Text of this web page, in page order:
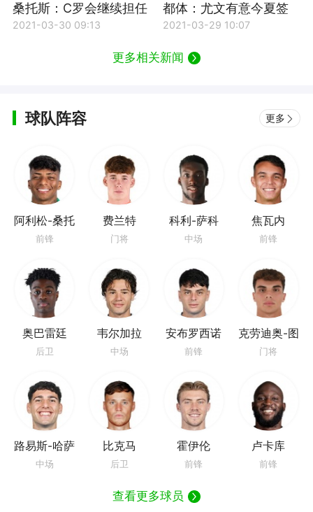
桑托斯：C罗会继续担任
葡萄牙队长
2021-03-30 09:13
都体：尤文有意今夏签
下菲利克斯
2021-03-29 10:07
更多相关新闻
球队阵容 更多
阿利松-桑托
斯
前锋
费兰特
门将
科利-萨科
中场
焦瓦内
前锋
奥巴雷廷
后卫
韦尔加拉
中场
安布罗西诺
前锋
克劳迪奥-图
里
门将
路易斯-哈萨
中场
比克马
后卫
霍伊伦
前锋
卢卡库
前锋
查看更多球员